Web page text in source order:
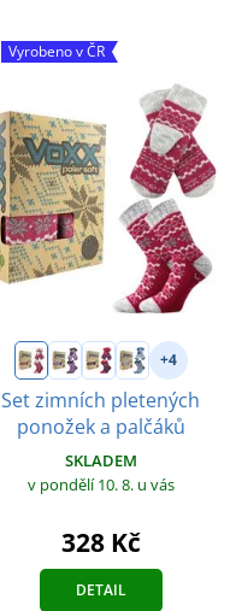
Vyrobeno v ČR
+4
Set zimních pletených
ponožek a palčáků
SKLADEM
v pondělí 10. 8. u vás
328 Kč
DETAIL